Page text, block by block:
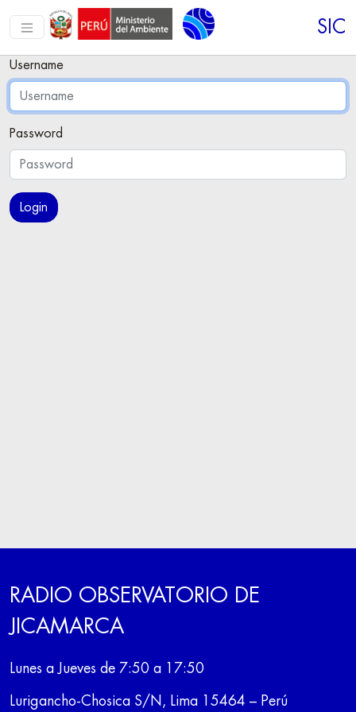
SIC
Username
Password
Login
RADIO OBSERVATORIO DE
JICAMARCA
Lunes a Jueves de 7:50 a 17:50
Lurigancho-Chosica S/N, Lima 15464 – Perú